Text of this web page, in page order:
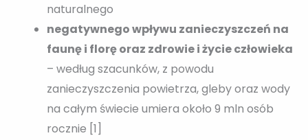
naturalnego
negatywnego wpływu zanieczyszczeń na
faunę i florę oraz zdrowie i życie człowieka
– według szacunków, z powodu
zanieczyszczenia powietrza, gleby oraz wody
na całym świecie umiera około 9 mln osób
rocznie [1]